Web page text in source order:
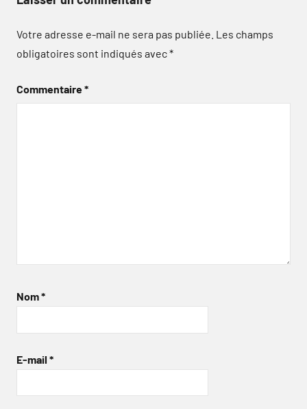
Votre adresse e-mail ne sera pas publiée. Les champs
obligatoires sont indiqués avec*
Commentaire*
Nom*
E-mail *